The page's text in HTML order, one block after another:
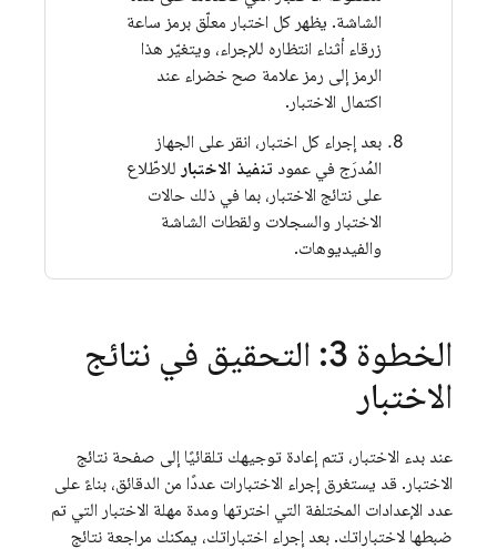
الشاشة. يظهر كل اختبار معلّق برمز ساعة
زرقاء أثناء انتظاره للإجراء، ويتغيّر هذا
الرمز إلى رمز علامة صح خضراء عند
اكتمال الاختبار.
بعد إجراء كل اختبار، انقر على الجهاز
المُدرَج في عمود تنفيذ الاختبار للاطّلاع
على نتائج الاختبار، بما في ذلك حالات
الاختبار والسجلات ولقطات الشاشة
والفيديوهات.
الخطوة 3: التحقيق في نتائج
الاختبار
عند بدء الاختبار، تتم إعادة توجيهك تلقائيًا إلى صفحة نتائج
الاختبار. قد يستغرق إجراء الاختبارات عددًا من الدقائق، بناءً على
عدد الإعدادات المختلفة التي اخترتها ومدة مهلة الاختبار التي تم
ضبطها لاختباراتك. بعد إجراء اختباراتك، يمكنك مراجعة نتائج